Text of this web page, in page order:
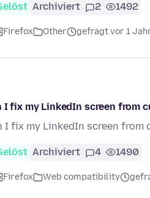
Archiviert 2 1492
Firefox Other gefragt vor 1
I fix my LinkedIn screen
I fix my LinkedIn screen
Archiviert 4 1490
Firefox Web compatibility